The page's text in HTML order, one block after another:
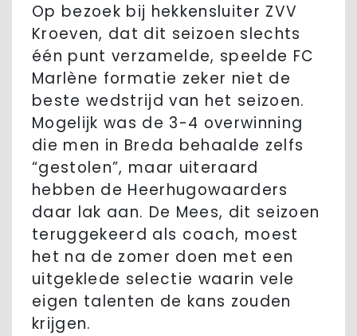
Op bezoek bij hekkensluiter ZVV
Kroeven, dat dit seizoen slechts
één punt verzamelde, speelde FC
Marlène formatie zeker niet de
beste wedstrijd van het seizoen.
Mogelijk was de 3-4 overwinning
die men in Breda behaalde zelfs
“gestolen”, maar uiteraard
hebben de Heerhugowaarders
daar lak aan. De Mees, dit seizoen
teruggekeerd als coach, moest
het na de zomer doen met een
uitgeklede selectie waarin vele
eigen talenten de kans zouden
krijgen.